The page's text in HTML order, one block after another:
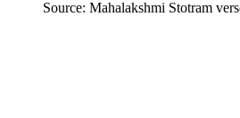
Source: Mahalakshmi Stotram